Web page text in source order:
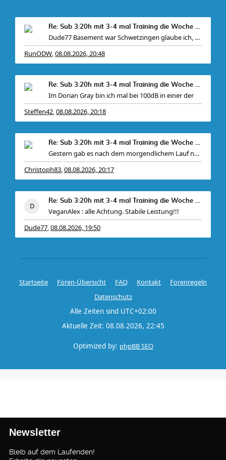
Re: Sub 3:20h mit 3-4 mal Training die Woche machb
Dude77 Basement war Schwetzingen glaube ich, war
RunODW,08.08.2026, 20:48
Re: Sub 3:20h mit 3-4 mal Training die Woche machb
Im Dorian Gray bin ich mal bei 100dB in einer der
Steffen42,08.08.2026, 20:18
Re: Sub 3:20h mit 3-4 mal Training die Woche machb
Gestern gab es nach dem morgendlichem Lauf noch
Christoph83,08.08.2026, 20:17
Re: Sub 3:20h mit 3-4 mal Training die Woche machb
VeganAlex : alle Achtung. Stabile Leistung!!!
Dude77,08.08.2026, 19:50
Startseite Foren-Übersicht FAQ Kontakt
Forenregeln
Datenschutz
Alle Zeiten sind UTC+02:00
Aktuelle Zeit: 08.08.2026, 22:45
Optimized by: phpBB SEO
Newsletter
Bleib auf dem Laufenden!